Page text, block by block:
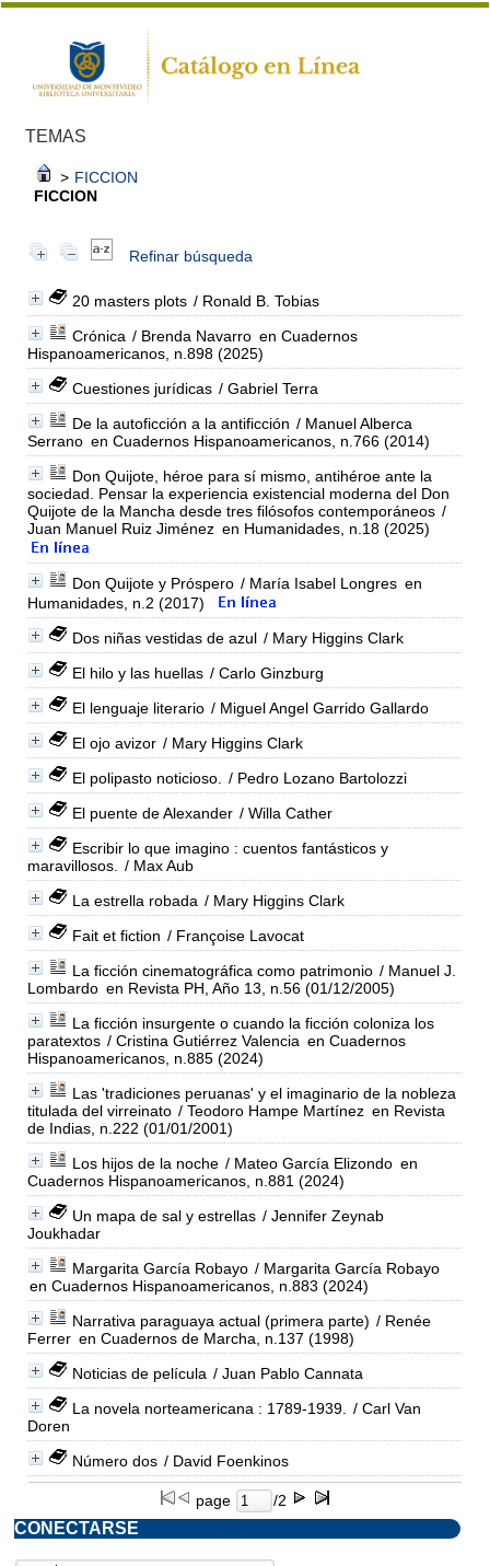
TEMAS
> FICCION
FICCION
Refinar búsqueda
20 masters plots / Ronald B. Tobias
Crónica / Brenda Navarro en Cuadernos
Hispanoamericanos, n.898 (2025)
Cuestiones jurídicas / Gabriel Terra
De la autoficción a la antificción / Manuel Alberca
Serrano en Cuadernos Hispanoamericanos, n.766 (2014)
Don Quijote, héroe para sí mismo, antihéroe ante la
sociedad. Pensar la experiencia existencial moderna del Don
Quijote de la Mancha desde tres filósofos contemporáneos /
Juan Manuel Ruiz Jiménez en Humanidades, n.18 (2025)
Don Quijote y Próspero / María Isabel Longres en
Humanidades, n.2 (2017)
Dos niñas vestidas de azul / Mary Higgins Clark
El hilo y las huellas / Carlo Ginzburg
El lenguaje literario / Miguel Angel Garrido Gallardo
El ojo avizor / Mary Higgins Clark
El polipasto noticioso.
/ Pedro Lozano Bartolozzi
El puente de Alexander / Willa Cather
Escribir lo que imagino : cuentos fantásticos y
maravillosos.
/ Max Aub
La estrella robada / Mary Higgins Clark
Fait et fiction / Françoise Lavocat
La ficción cinematográfica como patrimonio / Manuel J.
Lombardo en Revista PH, Año 13, n.56 (01/12/2005)
La ficción insurgente o cuando la ficción coloniza los
paratextos / Cristina Gutiérrez Valencia en Cuadernos
Hispanoamericanos, n.885 (2024)
Las 'tradiciones peruanas' y el imaginario de la nobleza
titulada del virreinato / Teodoro Hampe Martínez en Revista
de Indias, n.222 (01/01/2001)
Los hijos de la noche / Mateo García Elizondo en
Cuadernos Hispanoamericanos, n.881 (2024)
Un mapa de sal y estrellas / Jennifer Zeynab
Joukhadar
Margarita García Robayo / Margarita García Robayo
en Cuadernos Hispanoamericanos, n.883 (2024)
Narrativa paraguaya actual (primera parte) / Renée
Ferrer en Cuadernos de Marcha, n.137 (1998)
Noticias de película / Juan Pablo Cannata
La novela norteamericana : 1789-1939.
/ Carl Van
Doren
Número dos / David Foenkinos
page /2
CONECTARSE